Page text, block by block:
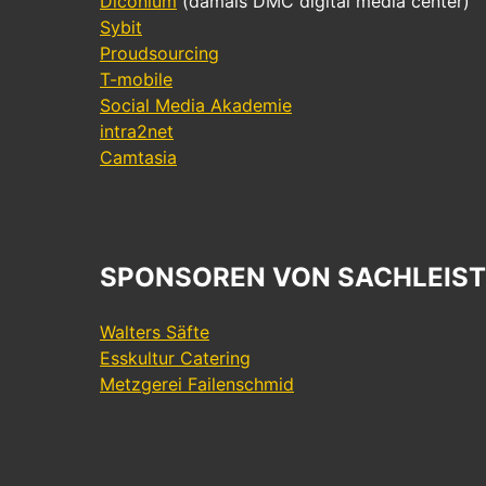
Sybit
Proudsourcing
T-mobile
Social Media Akademie
intra2net
Camtasia
SPONSOREN VON
Walters Säfte
Esskultur Catering
Metzgerei Failenschmid